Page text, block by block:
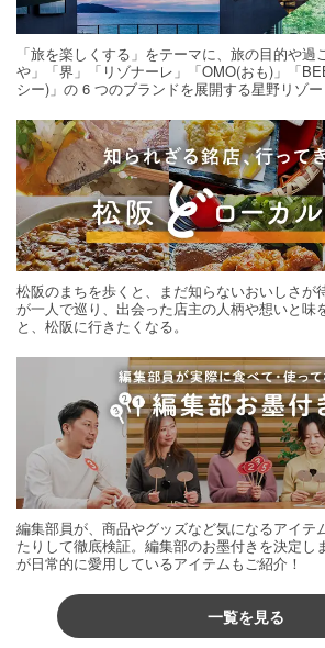
「旅を楽しくする」をテーマに、旅の目的や
や」「界」「リゾナーレ」「OMO(おも)」「
シー)」の 6 つのブランドを展開する星野リゾ
松阪のまちを歩くと、まだ知らないおいしさが
が一人で巡り、出会った店主の人柄や想いと味
と、松阪に行きたくなる。
編集部員が、商品やグッズなど気になるアイテ
たりして徹底検証。編集部のお墨付きを決定し
が日常的に愛用しているアイテムもご紹介！
一覧を見る